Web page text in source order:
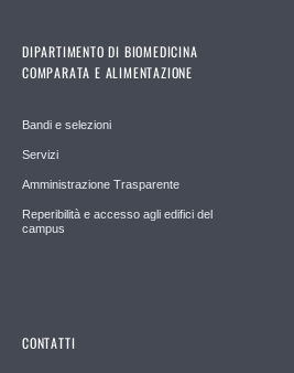
DIPARTIMENTO DI BIOMEDICINA
COMPARATA E ALIMENTAZIONE
Bandi e selezioni
Servizi
Amministrazione Trasparente
Reperibilità e accesso agli edifici del
campus
CONTATTI